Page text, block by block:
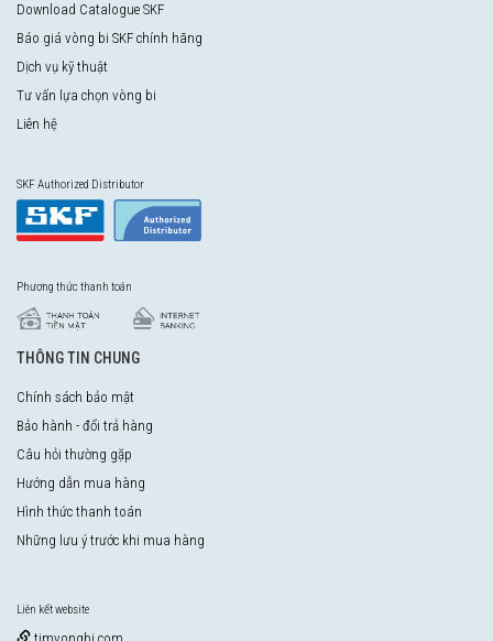
Download Catalogue SKF
Báo giá vòng bi SKF chính hãng
Dịch vụ kỹ thuật
Tư vấn lựa chọn vòng bi
Liên hệ
SKF Authorized Distributor
Phương thức thanh toán
THÔNG TIN CHUNG
Chính sách bảo mật
Bảo hành - đổi trả hàng
Câu hỏi thường gặp
Hướng dẫn mua hàng
Hình thức thanh toán
Những lưu ý trước khi mua hàng
Liên kết website